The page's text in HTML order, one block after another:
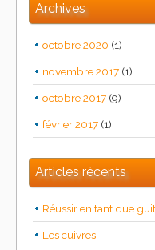
Archives
octobre 2020 (1)
novembre 2017 (1)
octobre 2017 (9)
février 2017 (1)
Articles récents
Réussir en tant que
Les cuivres